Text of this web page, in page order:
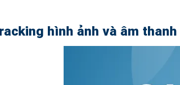
hình ảnh và âm thanh